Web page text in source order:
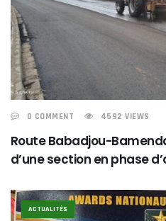
0 COMMENT 4592 VIEWS
Route Babadjou-
d’une section en phase
ACTUALITÉS